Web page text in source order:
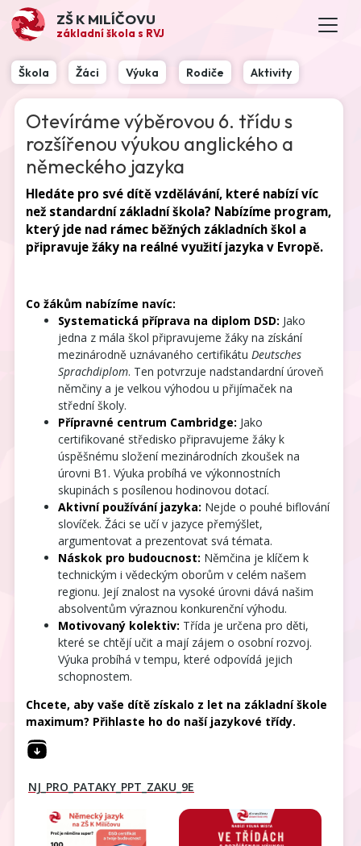
ZŠ K MILÍČOVU
základní škola s RVJ
Škola Žáci Výuka Rodiče Aktivity
Otevíráme výběrovou 6. třídu s
rozšířenou výukou anglického a
německého jazyka
Hledáte pro své dítě vzdělávání, které nabízí víc
než standardní základní škola? Nabízíme program,
který jde nad rámec běžných základních škol a
připravuje žáky na reálné využití jazyka v Evropě.
Co žákům nabízíme navíc:
Systematická příprava na diplom DSD: Jako
jedna z mála škol připravujeme žáky na získání
mezinárodně uznávaného certifikátu Deutsches
Sprachdiplom. Ten potvrzuje nadstandardní úroveň
němčiny a je velkou výhodou u přijímaček na
střední školy.
Přípravné centrum Cambridge: Jako
certifikované středisko připravujeme žáky k
úspěšnému složení mezinárodních zkoušek na
úrovni B1. Výuka probíhá ve výkonnostních
skupinách s posílenou hodinovou dotací.
Aktivní používání jazyka: Nejde o pouhé biflování
slovíček. Žáci se učí v jazyce přemýšlet,
argumentovat a prezentovat svá témata.
Náskok pro budoucnost: Němčina je klíčem k
technickým i vědeckým oborům v celém našem
regionu. Její znalost na vysoké úrovni dává našim
absolventům výraznou konkurenční výhodu.
Motivovaný kolektiv: Třída je určena pro děti,
které se chtějí učit a mají zájem o osobní rozvoj.
Výuka probíhá v tempu, které odpovídá jejich
schopnostem.
Chcete, aby vaše dítě získalo z let na základní škole
maximum? Přihlaste ho do naší jazykové třídy.
NJ_PRO_PATAKY_PPT_ZAKU_9E